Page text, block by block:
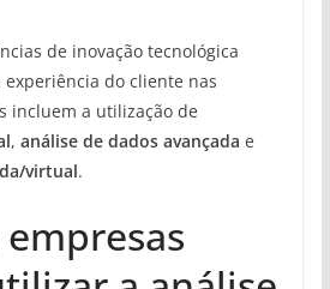
de inovação tecnológica
do cliente nas
incluem a utilização de
, análise de dados avançada e
virtual.